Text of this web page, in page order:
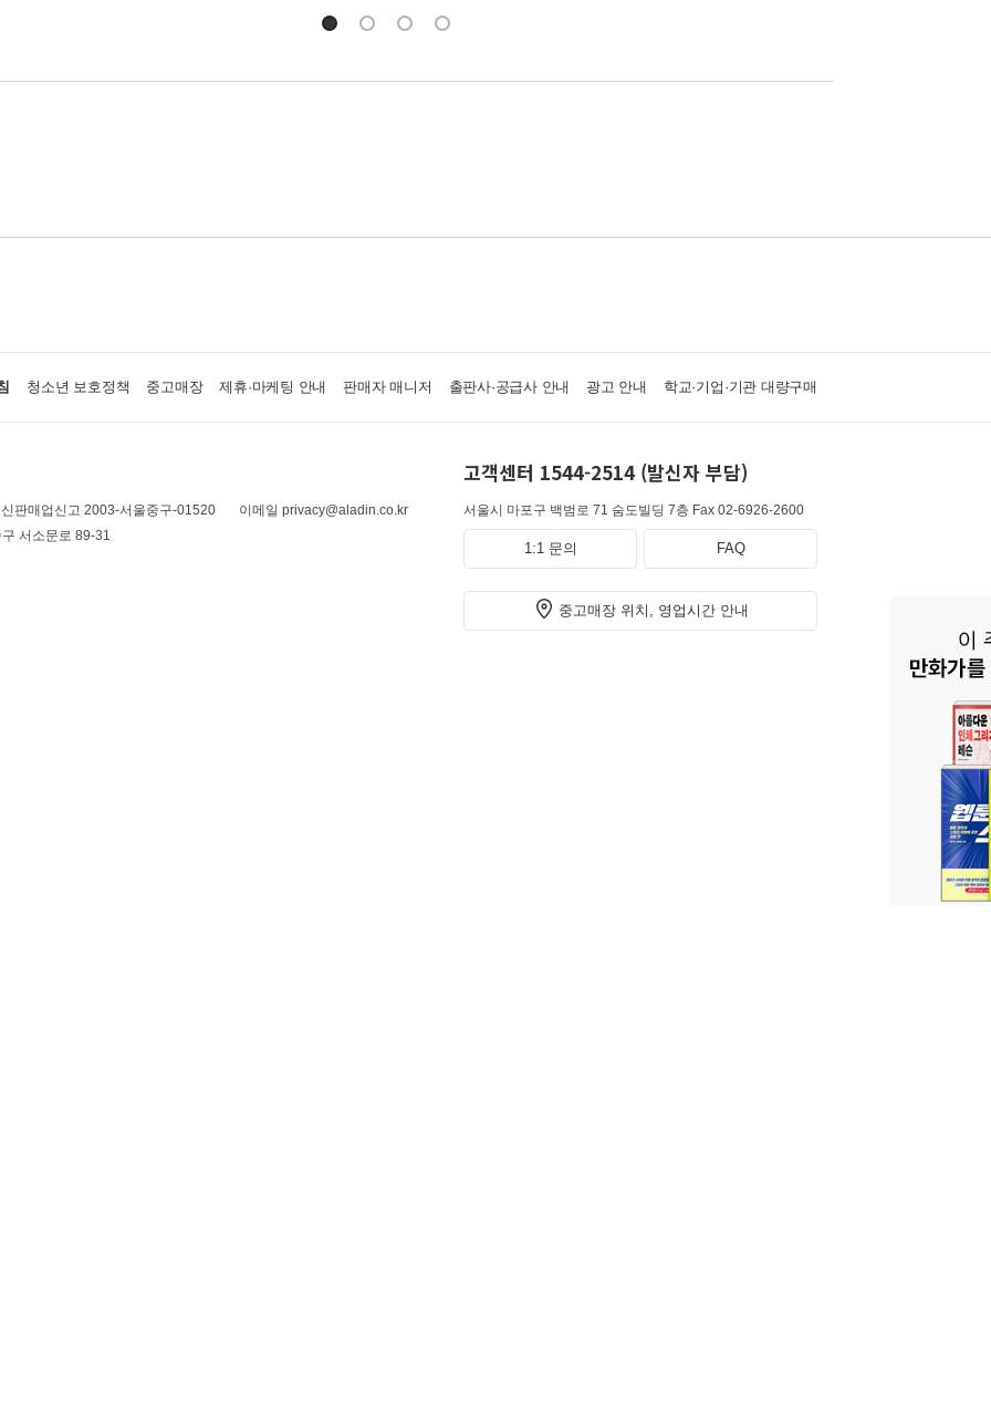
청소년 보호정책 중고매장 제휴·마케팅 안내 판매자 매니저 출판사·공급사 안내 광고 안내 학교·기업·기관 대량구매
판매업신고 2003-서울중구-01520
이메일 privacy@aladin.co.kr
서소문로 89-31
고객센터 1544-2514 (발신자 부담)
서울시 마포구 백범로 71 숨도빌딩 7층 Fax 02-6926-2600
1:1 문의 FAQ
중고매장 위치, 영업시간 안내